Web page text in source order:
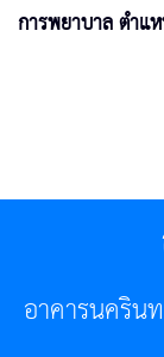
การพยาบาล ตำแ
อาคารนคริน